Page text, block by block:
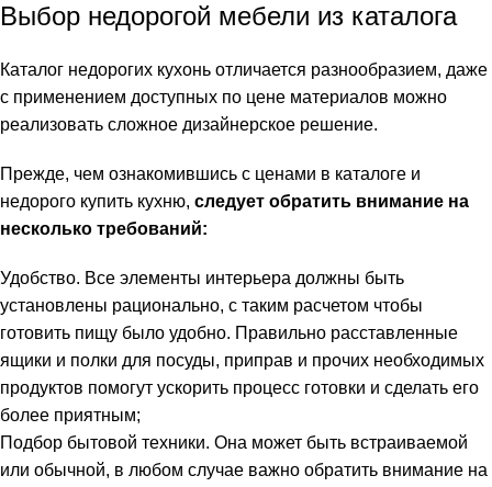
Выбор недорогой мебели из каталога
Каталог недорогих кухонь отличается разнообразием, даже
с применением доступных по цене материалов можно
реализовать сложное дизайнерское решение.
Прежде, чем ознакомившись с ценами в каталоге и
недорого купить кухню, следует обратить внимание на
несколько требований:
Удобство. Все элементы интерьера должны быть
установлены рационально, с таким расчетом чтобы
готовить пищу было удобно. Правильно расставленные
ящики и полки для посуды, приправ и прочих необходимых
продуктов помогут ускорить процесс готовки и сделать его
более приятным;
Подбор бытовой техники. Она может быть встраиваемой
или обычной, в любом случае важно обратить внимание на